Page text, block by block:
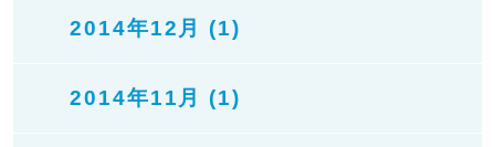
2014年12月 (1)
2014年11月 (1)